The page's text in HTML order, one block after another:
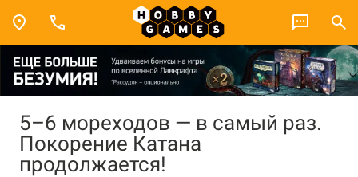
5–6 мореходов — в самый раз.
Покорение Катана
продолжается!